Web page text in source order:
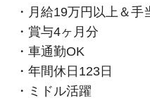
・月給19万円以上＆手
・賞与4ヶ月分
・車通勤OK
・年間休日123日
・ミドル活躍